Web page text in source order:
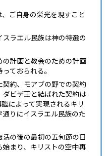
ご自身の栄光を現すこと
ラエル民族は神の特選の
計画と教会のための計画
ておられる。
約、モアブの野での契約
ダビデ王と結ばれた契約は
によって実現されるキリ
りにイスラエル民族のた
の後の最初の五旬節の日
まり、キリストの空中再